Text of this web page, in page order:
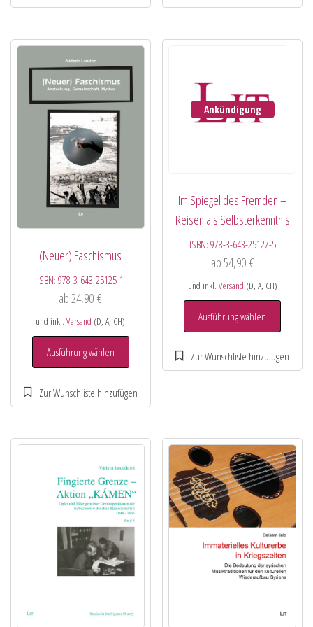
(Neuer) Faschismus
ISBN:978-3-643-25125-1
ab24,90€
und inkl.Versand (D, A, CH)
Ausführung wählen
Ankündigung
Im Spiegel des Fremden –
Reisen als Selbsterkenntnis
ISBN: 978-3-643-25127-5
ab 54,90 €
und inkl. Versand (D, A, CH)
Ausführung wählen